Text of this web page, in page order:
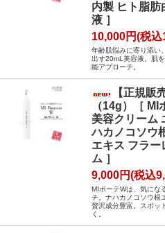
内製 ヒト脂肪
液 ］
10,000円(税
年齢肌悩みに寄り添い
出す20mL美容液。肌
能アプローチ。
【正規販
（14g）［ MI
美容クリーム
ハカノコソウ
エキス フラ
ム ］
9,000円(税込
MIボーテWは、気にな
チ。ナハカノコソウ根
贅沢成分豊富。スポッ
く。